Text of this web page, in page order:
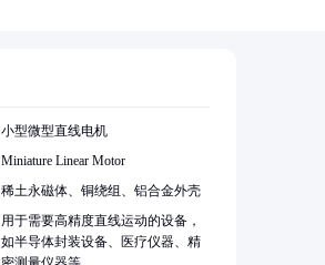
小型微型直线电机
Miniature Linear Motor
稀土永磁体、铜绕组、铝合金外壳
用于需要高精度直线运动的设备，
如半导体封装设备、医疗仪器、精